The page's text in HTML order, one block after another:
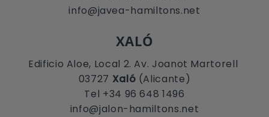
info@javea-hamiltons.net
XALÓ
Edificio Aloe, Local 2. Av. Joanot Martorell
03727 Xaló (Alicante)
Tel +34 96 648 1496
info@jalon-hamiltons.net